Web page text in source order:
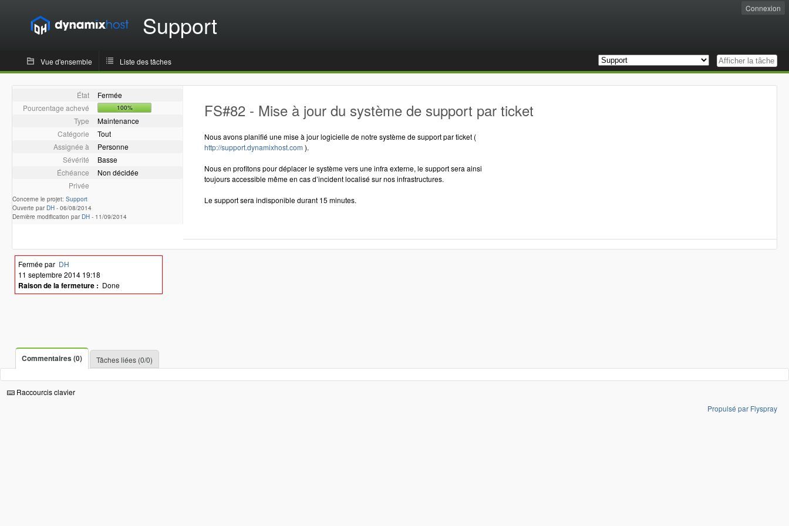
Support
Connexion
Vue d'ensemble Liste des tâches
État
Fermée
Pourcentage achevé
100%
Type
Maintenance
Catégorie
Tout
Assignée à
Personne
Sévérité
Basse
Échéance
Non décidée
Privée
Concerne le projet: Support
Ouverte parDH - 06/08/2014
Dernière modification parDH - 11/09/2014
FS#82 - Mise à jour du système de support par ticket
Nous avons planifié une mise à jour logicielle de notre système de support par ticket (
http://support.dynamixhost.com ).
Nous en profitons pour déplacer le système vers une infra externe, le support sera ainsi
toujours accessible même en cas d’incident localisé sur nos infrastructures.
Le support sera indisponible durant 15 minutes.
Fermée par DH
11 septembre 2014 19:18
Raison de la fermeture : Done
Commentaires (0) Tâches liées (0/0)
Raccourcis clavier
Propulsé par Flyspray